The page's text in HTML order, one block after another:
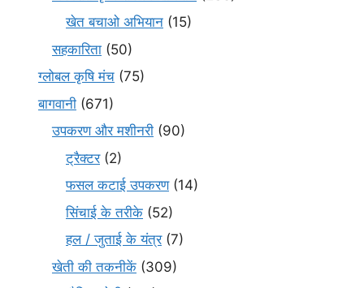
खेत बचाओ अभियान (15)
सहकारिता (50)
ग्लोबल कृषि मंच (75)
बागवानी (671)
उपकरण और मशीनरी (90)
ट्रैक्टर(2)
फसल कटाई उपकरण(14)
सिंचाई के तरीके (52)
हल / जुताई के यंत्र(7)
खेती की तकनीकें (309)